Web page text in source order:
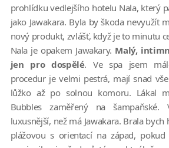
prohlídku vedlejšího hotelu Nala, který
jako Jawakara. Byla by škoda nevyužít
nový produkt, zvlášť, když je to minutu
Nala je opakem Jawakary. Malý,
jen pro dospělé. Ve spa jsem
procedur je velmi pestrá, mají snad
lůžko až po solnou komoru. Lákal
Bubbles zaměřený na
luxusnější, než má Jawakara. Brala
plážovou s orientací na západ,